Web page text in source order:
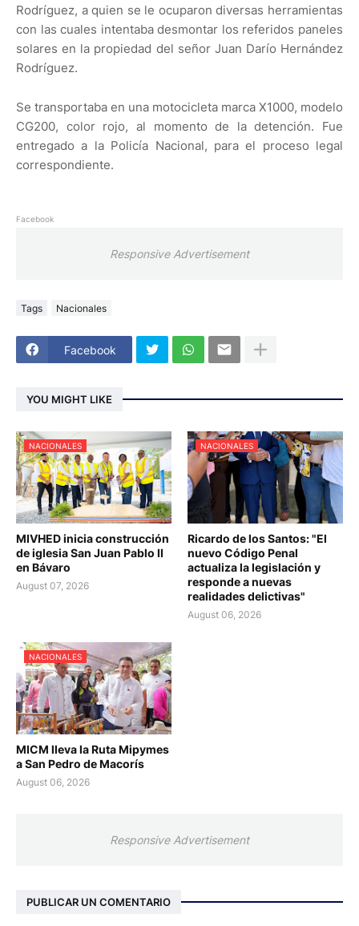
Rodríguez, a quien se le ocuparon diversas herramientas
con las cuales intentaba desmontar los referidos paneles
solares en la propiedad del señor Juan Darío Hernández
Rodríguez.
Se transportaba en una motocicleta marca X1000, modelo
CG200, color rojo, al momento de la detención. Fue
entregado a la Policía Nacional, para el proceso legal
correspondiente.
Facebook
Responsive Advertisement
Tags Nacionales
Facebook
YOU MIGHT LIKE
NACIONALES
MIVHED inicia construcción
de iglesia San Juan Pablo II
en Bávaro
August 07, 2026
NACIONALES
Ricardo de los Santos: "El
nuevo Código Penal
actualiza la legislación y
responde a nuevas
realidades delictivas"
August 06, 2026
NACIONALES
MICM lleva la Ruta Mipymes
a San Pedro de Macorís
August 06, 2026
Responsive Advertisement
PUBLICAR UN COMENTARIO